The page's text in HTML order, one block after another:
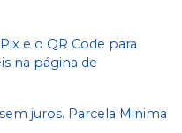
e o QR Code para
na página de
juros. Parcela Minima